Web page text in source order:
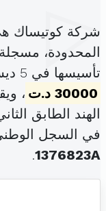
شركة كوتيساك
المحدودة،
تأسيسها في 5 ديسمبر 2014 برأس مال قدره
30000 د.ت
الهند الطابق
في السجل
1376823A
.